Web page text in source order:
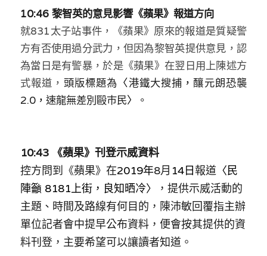
10:46 黎智英的意見影響《蘋果》報道方向
就831太子站事件，《蘋果》原來的報道是質疑警
方有否使用過分武力，但因為黎智英提供意見，認
為當日是有警暴，於是《蘋果》在翌日用上陳述方
式報道， 頭版標題為 〈港鐵大搜捕 ，釀元朗恐襲
2.0 ， 速龍無差別毆巿民〉 。
10:43 《蘋果》刊登示威資料
控方問到《蘋果》在2019年8月 14日報道 〈民
陣籲 8181上街，良知晒冷〉
，提供示威活動的
主題、時間及路線有何目的，陳沛敏回覆指主辦
單位記者會中提早公布資料，便會按其提供的資
料刊登，主要希望可以讓讀者知道。